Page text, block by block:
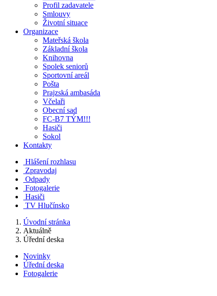
Profil zadavatele
Smlouvy
Životní situace
Organizace
Mateřská škola
Základní škola
Knihovna
Spolek seniorů
Sportovní areál
Pošta
Prajzská ambasáda
Včelaři
Obecní sad
FC-B7 TÝM!!!
Hasiči
Sokol
Kontakty
Hlášení rozhlasu
Zpravodaj
Odpady
Fotogalerie
Hasiči
TV Hlučínsko
Úvodní stránka
Aktuálně
Úřední deska
Novinky
Úřední deska
Fotogalerie